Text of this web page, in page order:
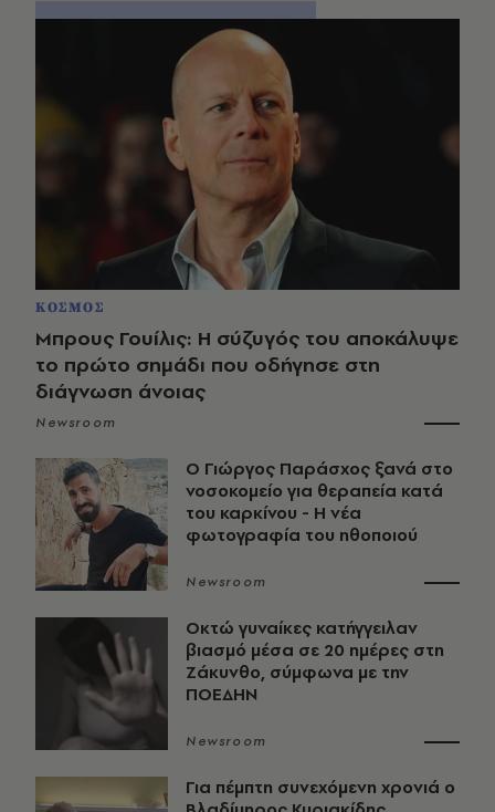
ΚΟΣΜΟΣ
Μπρους Γουίλις: Η σύζυγός του αποκάλυψε
το πρώτο σημάδι που οδήγησε στη
διάγνωση άνοιας
Newsroom
O Γιώργος Παράσχος ξανά στο
νοσοκομείο για θεραπεία κατά
του καρκίνου - Η νέα
φωτογραφία του ηθοποιού
Newsroom
Οκτώ γυναίκες κατήγγειλαν
βιασμό μέσα σε 20 ημέρες στη
Ζάκυνθο, σύμφωνα με την
ΠΟΕΔΗΝ
Newsroom
Για πέμπτη συνεχόμενη χρονιά ο